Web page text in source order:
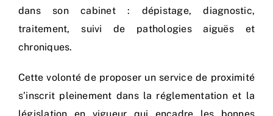
dans son cabinet : dépistage, diagnostic,
traitement, suivi de pathologies aiguës et
chroniques.
Cette volonté de proposer un service de proximité
s’inscrit pleinement dans la réglementation et la